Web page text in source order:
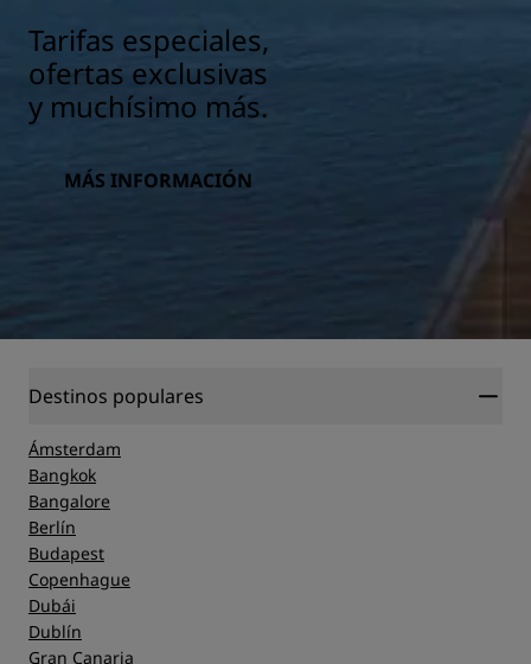
Tarifas especiales,
ofertas exclusivas
y muchísimo más.
MÁS INFORMACIÓN
Destinos populares
Ámsterdam
Bangkok
Bangalore
Berlín
Budapest
Copenhague
Dubái
Dublín
Gran Canaria